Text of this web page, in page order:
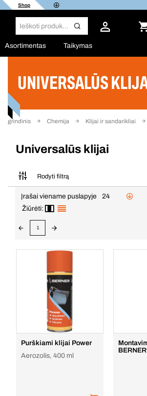
Shop
Asortimentas Taikymas
UNIVERSALŪS
Pagrindinis Chemija Klijai ir sandarikliai
Universalūs klijai
Rodyti filtrą
Filtras
Įrašai viename puslapyje
24
Žiūrėti:
1
Purškiami klijai Power
Aerozolis, 400 ml